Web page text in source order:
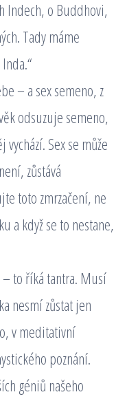
Indech, o Buddhovi,
Tady máme
– a sex semeno, z
odsuzuje semeno,
Sex se může
zůstává
toto zmrzačení, ne
a když se to nestane,
– to říká tantra. Musí
nesmí zůstat jen
v meditativní
poznání.
géniů našeho